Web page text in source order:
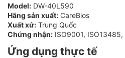
Model: DW-40L590
Hãng sản xuất: CareBios
Xuất xứ: Trung Quốc
Chứng nhận: ISO9001, ISO13485,
Ứng dụng thực tế